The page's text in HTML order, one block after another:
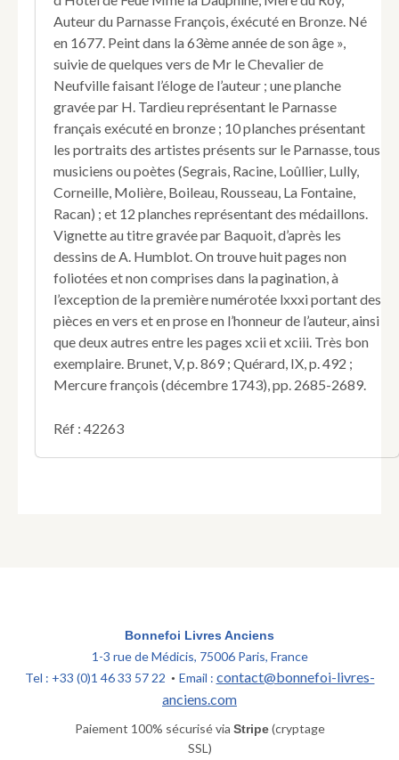
Auteur du Parnasse François, éxécuté en Bronze. Né
en 1677. Peint dans la 63ème année de son âge »,
suivie de quelques vers de Mr le Chevalier de
Neufville faisant l’éloge de l’auteur ; une planche
gravée par H. Tardieu représentant le Parnasse
français exécuté en bronze ; 10 planches présentant
les portraits des artistes présents sur le Parnasse, tous
musiciens ou poètes (Segrais, Racine, Loûllier, Lully,
Corneille, Molière, Boileau, Rousseau, La Fontaine,
Racan) ; et 12 planches représentant des médaillons.
Vignette au titre gravée par Baquoit, d’après les
dessins de A. Humblot. On trouve huit pages non
foliotées et non comprises dans la pagination, à
l’exception de la première numérotée lxxxi portant des
pièces en vers et en prose en l’honneur de l’auteur, ainsi
que deux autres entre les pages xcii et xciii. Très bon
exemplaire. Brunet, V, p. 869 ; Quérard, IX, p. 492 ;
Mercure françois (décembre 1743), pp. 2685-2689.
Réf : 42263
Bonnefoi Livres Anciens
1-3 rue de Médicis, 75006 Paris, France
Tel : +33 (0)1 46 33 57 22 • Email : contact@bonnefoi-livres-
anciens.com
Paiement 100% sécurisé via Stripe(cryptage
SSL)